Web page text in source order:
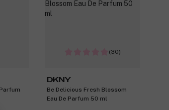
(30)
DKNY
Be Delicious Fresh Blossom
Eau De Parfum 50 ml